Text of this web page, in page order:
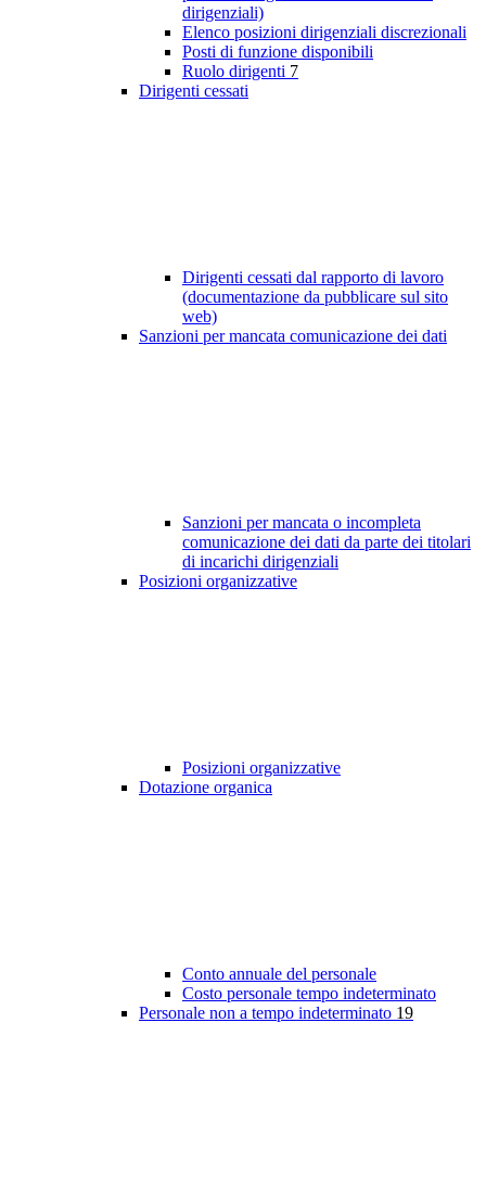
dirigenziali)
Elenco posizioni dirigenziali discrezionali
Posti di funzione disponibili
Ruolo dirigenti 7
Dirigenti cessati
Dirigenti cessati dal rapporto di lavoro
(documentazione da pubblicare sul sito
web)
Sanzioni per mancata comunicazione dei dati
Sanzioni per mancata o incompleta
comunicazione dei dati da parte dei titolari
di incarichi dirigenziali
Posizioni organizzative
Posizioni organizzative
Dotazione organica
Conto annuale del personale
Costo personale tempo indeterminato
Personale non a tempo indeterminato 19